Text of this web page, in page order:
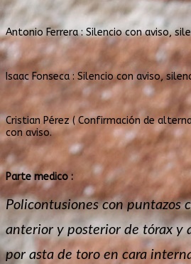
Antonio Ferrera : Silencio con aviso,
Isaac Fonseca : Silencio con aviso,
Cristian Pérez ( Confirmación de
con aviso.
Parte medico :
Policontusiones con puntazos
anterior y posterior de tórax y
por asta de toro en cara